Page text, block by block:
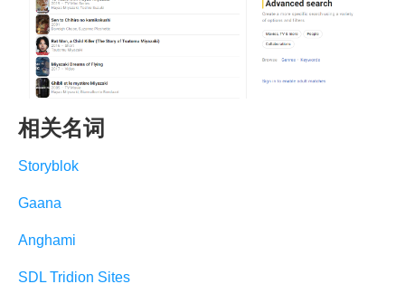
相关名词
Storyblok
Gaana
Anghami
SDL Tridion Sites